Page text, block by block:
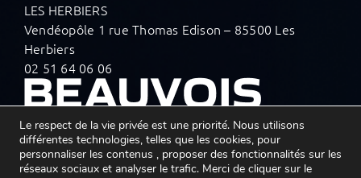
LES HERBIERS
Vendéopôle 1 rue Thomas Edison – 85500 Les
Herbiers
02 51 64 06 06
Le respect de la vie privée est une priorité. Nous utilisons
différentes technologies, telles que les cookies, pour
personnaliser les contenus , proposer des fonctionnalités sur les
réseaux sociaux et analyser le trafic. Merci de cliquer sur le